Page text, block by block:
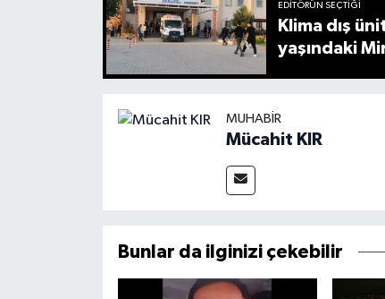
EDITÖRÜN SEÇTIĞI
Klima dış
yaşındaki
MUHABIR
Mücahit KIR
Bunlar da ilginizi çekebilir